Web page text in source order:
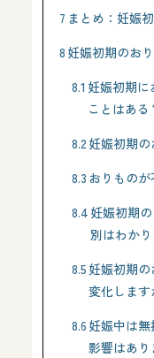
7 まとめ：妊娠
8 妊娠初期のお
8.1 妊娠初期
ことはある
8.2 妊娠初期
8.3 おりもの
8.4 妊娠初期
別はわか
8.5 妊娠初期
変化します
8.6 妊娠中は
影響はあり